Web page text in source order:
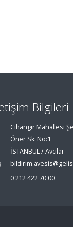
Bilgileri
Cihangir Mahallesi
Öner Sk. No:1
İSTANBUL / Avcılar
0 212 422 70 00